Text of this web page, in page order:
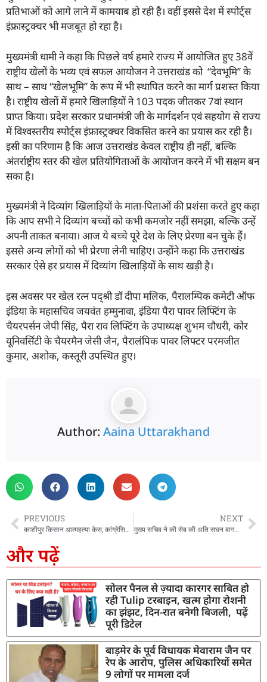
प्रतिभाओं को आगे लाने में कामयाब हो रही है। वहीं इससे देश में स्पोर्ट्स
इंफ्रास्ट्रक्चर भी मजबूत हो रहा है।
मुख्यमंत्री धामी ने कहा कि पिछले वर्ष हमारे राज्य में आयोजित हुए 38वें
राष्ट्रीय खेलों के भव्य एवं सफल आयोजन ने उत्तराखंड को “देवभूमि’’ के
साथ – साथ “खेलभूमि” के रूप में भी स्थापित करने का मार्ग प्रशस्त किया
है। राष्ट्रीय खेलों में हमारे खिलाड़ियों ने 103 पदक जीतकर 7वां स्थान
प्राप्त किया। प्रदेश सरकार प्रधानमंत्री जी के मार्गदर्शन एवं सहयोग से राज्य
में विश्वस्तरीय स्पोर्ट्स इंफ्रास्ट्रक्चर विकसित करने का प्रयास कर रही है।
इसी का परिणाम है कि आज उत्तराखंड केवल राष्ट्रीय ही नहीं, बल्कि
अंतर्राष्ट्रीय स्तर की खेल प्रतियोगिताओं के आयोजन करने में भी सक्षम बन
सका है।
मुख्यमंत्री ने दिव्यांग खिलाड़ियों के माता-पिताओं की प्रशंसा करते हुए कहा
कि आप सभी ने दिव्यांग बच्चों को कभी कमजोर नहीं समझा, बल्कि उन्हें
अपनी ताकत बनाया। आज ये बच्चे पूरे देश के लिए प्रेरणा बन चुके हैं।
इससे अन्य लोगों को भी प्रेरणा लेनी चाहिए। उन्होंने कहा कि उत्तराखंड
सरकार ऐसे हर प्रयास में दिव्यांग खिलाड़ियों के साथ खड़ी है।
इस अवसर पर खेल रत्न पद्श्री डॉ दीपा मलिक, पैरालम्पिक कमेटी ऑफ
इंडिया के महासचिव जयवंत हम्मुनावा, इंडिया पैरा पावर लिफ्टिंग के
चैयरपर्सन जेपी सिंह, पैरा राव लिफ्टिंग के उपाध्यक्ष शुभम चौधरी, कोर
यूनिवर्सिटी के चैयरमैन जेसी जैन, पैरालंपिक पावर लिफ्टर परमजीत
कुमार, अशोक, कस्तूरी उपस्थित हुए।
Author: Aaina Uttarakhand
PREVIOUS
काशीपुर किसान आत्महत्या केस, कांग्रेसियों ने किया पुलिस मुख्यालय कूच, जमकर हुई धक्का-मुक्की
NEXT
मुख्य सचिव ने की सेब की अति सघन बागवानी योजना के सम्बन्ध में शासन में उच्चाधिकारियों के साथ बैठक
और पढ़ें
सोलर पैनल से ज़्यादा कारगर साबित हो
रही Tulip टरबाइन, खत्म होगा रोशनी
का झंझट, दिन-रात बनेगी बिजली, पढ़ें
पूरी डिटेल
बाड़मेर के पूर्व विधायक मेवाराम जैन पर
रेप के आरोप, पुलिस अधिकारियों समेत
9 लोगों पर मामला दर्ज